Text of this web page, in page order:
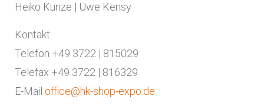
Heiko Kunze | Uwe Kensy
Kontakt:
Telefon +49 3722 | 815029
Telefax +49 3722 | 816329
E-Mail office@hk-shop-expo.de